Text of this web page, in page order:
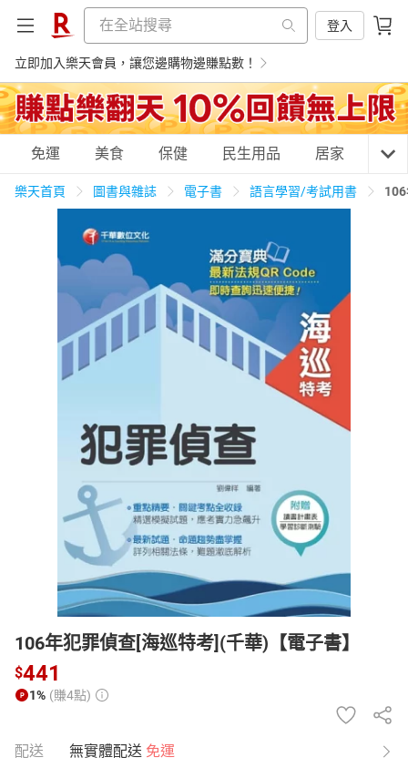
登入
立即加入樂天會員，讓您邊購物邊賺點數！
購物網分類
天天免運 美食蛋糕 養生保健
3C家電 運動休閒 親子玩具
情趣用品
免運 美食 保健 民生用品 居家 3C
樂天首頁 圖書與雜誌 電子書 語言學習/考試用書
106年犯罪偵查[海巡特考](千華)【電子書】
$441
1% (賺4點)
配送 無實體配送 免運